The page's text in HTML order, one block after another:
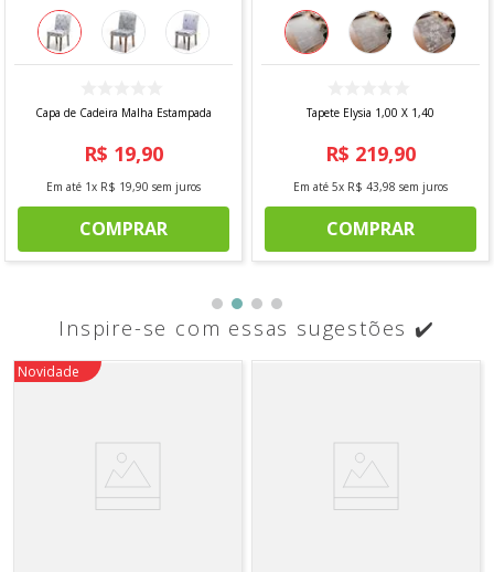
Capa de Cadeira Malha Estampada
R$ 19,90
Em até 1x R$ 19,90 sem juros
COMPRAR
Tapete Elysia 1,00 X 1,40
R$ 219,90
Em até 5x R$ 43,98 sem juros
COMPRAR
Inspire-se com essas sugestões ✔️
Novidade